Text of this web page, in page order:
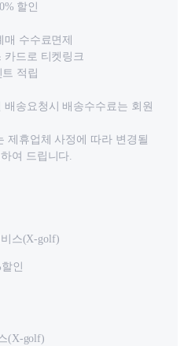
할인
수수료면제
카드로 티켓링크
트 적립
송요청시 배송수수료는 회원
제휴업체 사정에 따라 변경될
여 드립니다.
비스(X-golf)
인
(X-golf)